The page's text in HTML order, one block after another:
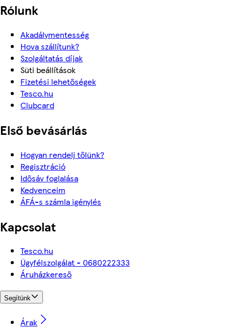
Rólunk
Akadálymentesség
Hova szállítunk?
Szolgáltatás díjak
Süti beállítások
Fizetési lehetőségek
Tesco.hu
Clubcard
Első bevásárlás
Hogyan rendelj tőlünk?
Regisztráció
Idősáv foglalása
Kedvenceim
ÁFÁ-s számla igénylés
Kapcsolat
Tesco.hu
Ügyfélszolgálat - 0680222333
Áruházkereső
Segítünk
Árak